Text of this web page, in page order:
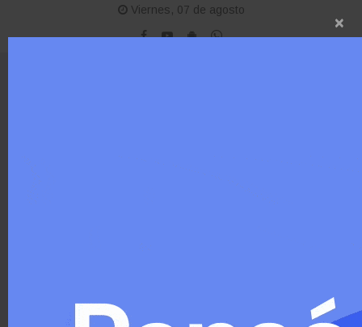
Viernes, 07 de agosto
×